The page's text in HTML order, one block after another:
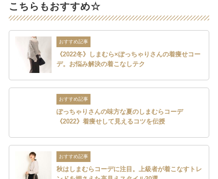
こちらもおすすめ☆
おすすめ記事
《2022冬》しまむら×ぽっちゃりさんの着痩せコー
デ。お悩み解決の着こなしテク
おすすめ記事
ぽっちゃりさんの味方な夏のしまむらコーデ
《2022》着痩せして見えるコツを伝授
おすすめ記事
秋はしまむらコーデに注目。上級者が着こなすトレ